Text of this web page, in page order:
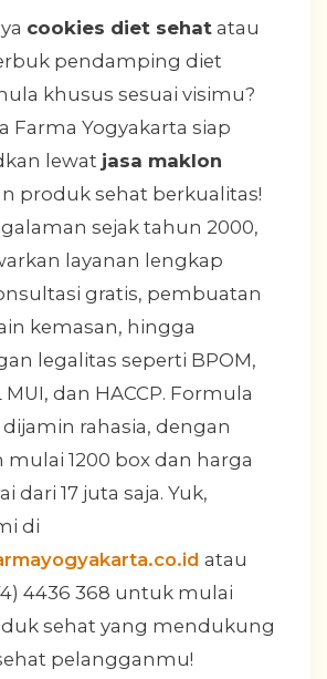
cookies diet sehat atau
pendamping diet
khusus sesuai visimu?
Farma Yogyakarta siap
lewat jasa maklon
produk sehat berkualitas!
sejak tahun 2000,
layanan lengkap
gratis, pembuatan
kemasan, hingga
legalitas seperti BPOM,
MUI, dan HACCP. Formula
rahasia, dengan
mulai 1200 box dan harga
dari 17 juta saja. Yuk,
di
atau
4436 368 untuk mulai
sehat yang mendukung
pelangganmu!